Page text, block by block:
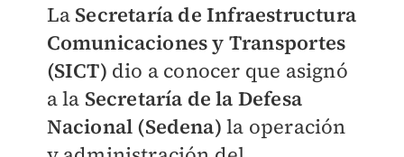
La Secretaría de Infraestructura
Comunicaciones y Transportes
(SICT) dio a conocer que asignó
a la Secretaría de la Defesa
Nacional (Sedena)la operación